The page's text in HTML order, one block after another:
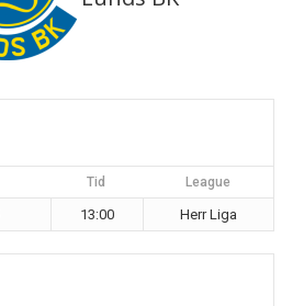
Tid League
13:00 Herr Liga